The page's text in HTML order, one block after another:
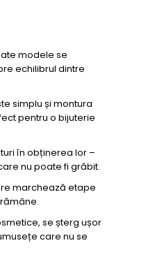
modele se
echilibrul dintre
simplu și montura
pentru o bijuterie
în obținerea lor –
nu poate fi grăbit.
marchează etape
se șterg ușor
care nu se